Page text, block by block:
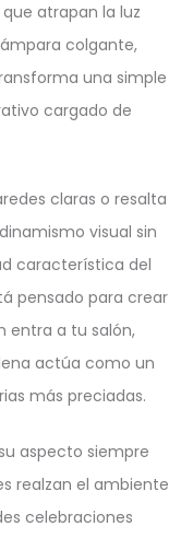
atrapan la luz
colgante,
una simple
cargado de
claras o resalta
visual sin
característica del
pensado para crear
entra a tu salón,
actúa como un
más preciadas.
aspecto siempre
realzan el ambiente
celebraciones